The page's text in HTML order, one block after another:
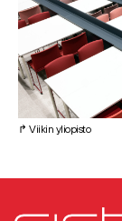
↱ Viikin yliopisto